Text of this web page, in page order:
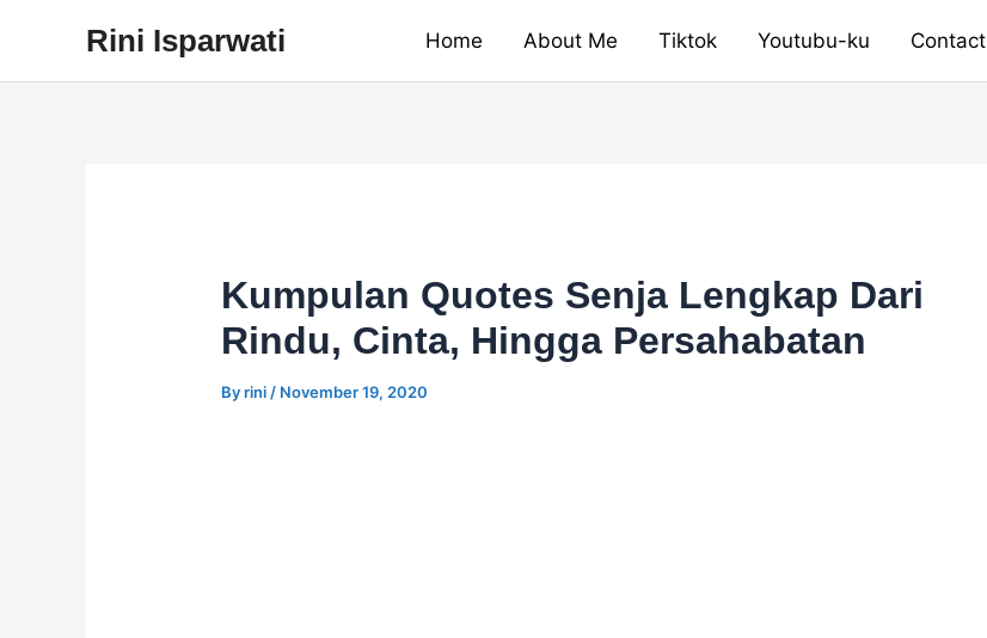
content
Rini Isparwati Home About Me Tiktok Youtubu-ku Contact
Kumpulan Quotes Senja Lengkap Dari
Rindu, Cinta, Hingga Persahabatan
Byrini / November 19, 2020